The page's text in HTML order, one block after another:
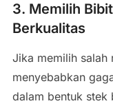
3. Memilih
Berkualitas
Jika memilih
menyebabkan
dalam bentuk stek